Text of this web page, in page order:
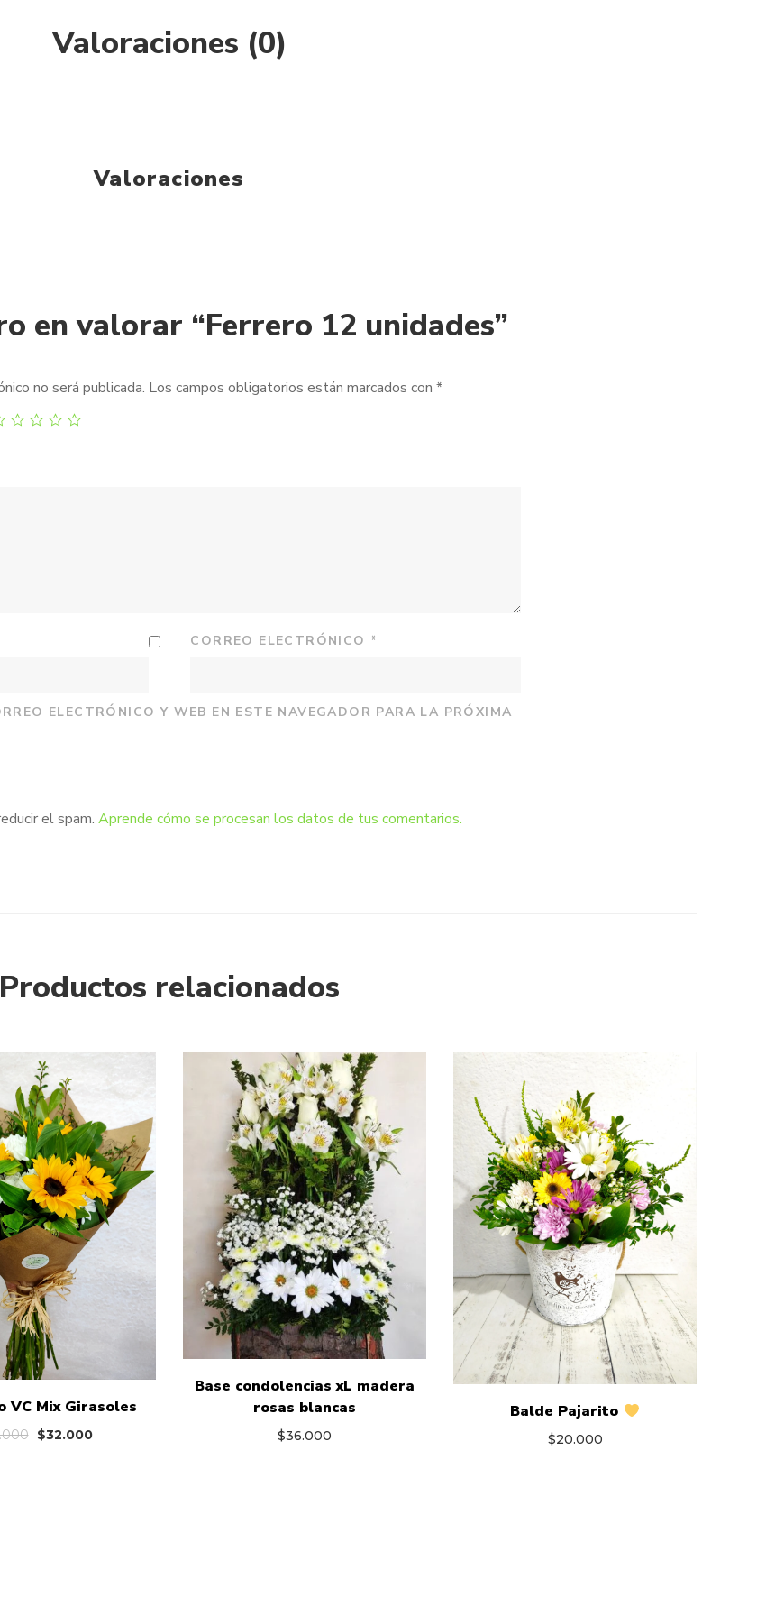
Valoraciones (0)
Valoraciones
en valorar “Ferrero 12 unidades”
no será publicada. Los campos obligatorios están marcados con *
CORREO ELECTRÓNICO *
ELECTRÓNICO Y WEB EN ESTE NAVEGADOR PARA LA PRÓXIMA
el spam. Aprende cómo se procesan los datos de tus comentarios.
Productos relacionados
VC Mix Girasoles
El
$32.000El
Base condolencias xL madera
rosas blancas
$36.000
Balde Pajarito
$20.000